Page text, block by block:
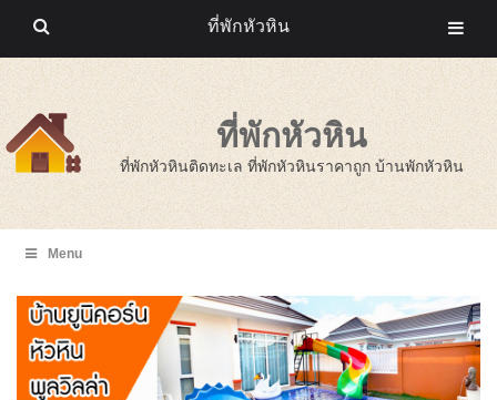
ที่พักหัวหิน
ที่พักหัวหินติดทะเล ที่พักหัวหินราคาถูก บ้านพักหัวหิน
Menu
ที่พักหัวหิน